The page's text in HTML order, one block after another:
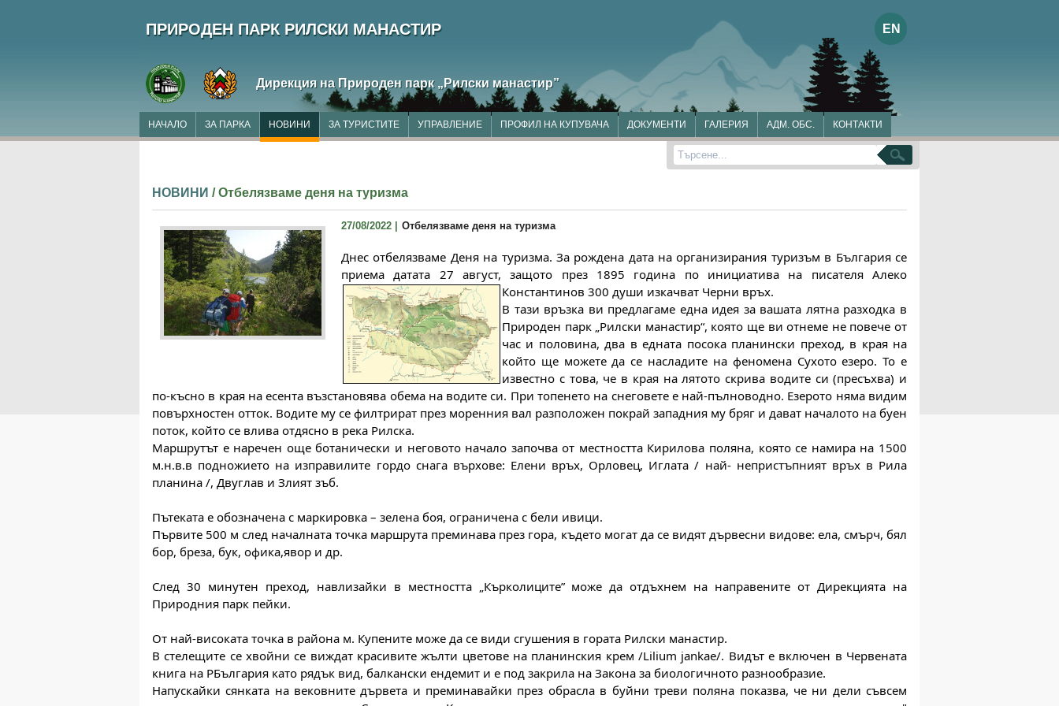
ПРИРОДЕН ПАРК РИЛСКИ МАНАСТИР EN
Дирекция на Природен парк „Рилски манастир”
НАЧАЛО ЗА ПАРКА НОВИНИ ЗА ТУРИСТИТЕ УПРАВЛЕНИЕ ПРОФИЛ НА КУПУВАЧА ДОКУМЕНТИ ГАЛЕРИЯ АДМ. ОБС. КОНТАКТИ
Търсене
НОВИНИ / Отбелязваме деня на туризма
27/08/2022 | Отбелязваме деня на туризма
Днес отбелязваме Деня на туризма. За рождена дата на организирания туризъм в България се
приема датата 27 август, защото през 1895 година по инициатива на писателя Алеко
Константинов 300 души изкачват Черни връх.
В тази връзка ви предлагаме една идея за вашата лятна разходка в
Природен парк „Рилски манастир“, която ще ви отнеме не повече от
час и половина, два в едната посока планински преход, в края на
който ще можете да се насладите на феномена Сухото езеро. То е
известно с това, че в края на лятото скрива водите си (пресъхва) и
по-късно в края на есента възстановява обема на водите си. При топенето на снеговете е най-пълноводно. Езерото няма видим
повърхностен отток. Водите му се филтрират през моренния вал разположен покрай западния му бряг и дават началото на буен
поток, който се влива отдясно в река Рилска.
Маршрутът е наречен още ботанически и неговото начало започва от местността Кирилова поляна, която се намира на 1500
м.н.в.в подножието на изправилите гордо снага върхове: Елени връх, Орловец, Иглата / най- непристъпният връх в Рила
планина /, Двуглав и Злият зъб.
Пътеката е обозначена с маркировка – зелена боя, ограничена с бели ивици.
Първите 500 м след началната точка маршрута преминава през гора, където могат да се видят дървесни видове: ела, смърч, бял
бор, бреза, бук, офика,явор и др.
След 30 минутен преход, навлизайки в местността „Кърколиците” може да отдъхнем на направените от Дирекцията на
Природния парк пейки.
От най-високата точка в района м. Купените може да се види сгушения в гората Рилски манастир.
В стелещите се хвойни се виждат красивите жълти цветове на планинския крем /Lilium jankae/. Видът е включен в Червената
книга на РБългария като рядък вид, балкански ендемит и е под закрила на Закона за биологичното разнообразие.
Напускайки сянката на вековните дървета и преминавайки през обрасла в буйни треви поляна показва, че ни дели съвсем